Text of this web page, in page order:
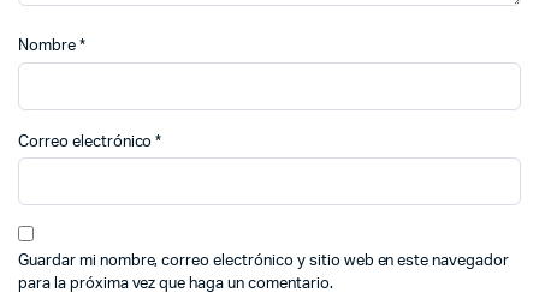
Nombre *
Correo electrónico*
Guardar mi nombre, correo electrónico y sitio web en este navegador
para la próxima vez que haga un comentario.